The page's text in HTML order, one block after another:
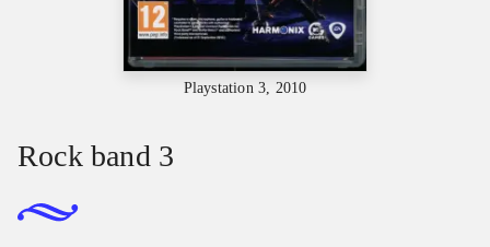
Playstation 3, 2010
Rock band 3